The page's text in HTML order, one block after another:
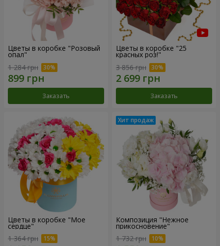
Цветы в коробке "Розовый
опал"
1 284 грн
Заказать
Цветы в коробке "25
красных роз!"
3 856 грн
Заказать
Цветы в коробке "Мое
сердце"
1 364 грн
Композиция "Нежное
прикосновение"
1 732 грн